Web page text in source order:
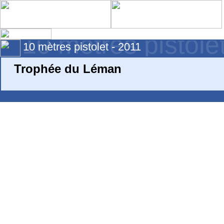
10 mètres
10 mètres pistolet - 2011
Trophée du Léman